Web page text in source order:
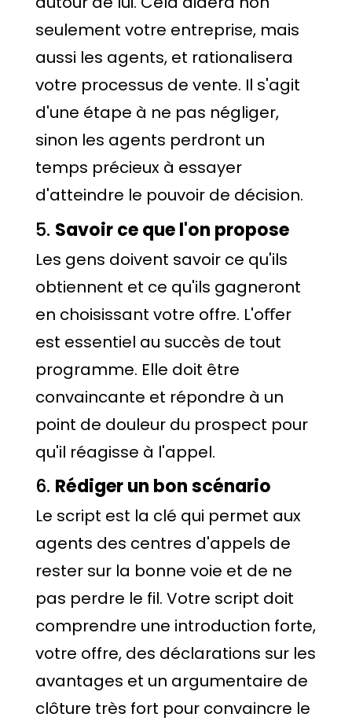
seulement votre entreprise, mais
aussi les agents, et rationalisera
votre processus de vente. Il s'agit
d'une étape à ne pas négliger,
sinon les agents perdront un
temps précieux à essayer
d'atteindre le pouvoir de décision.
5. Savoir ce que l'on propose
Les gens doivent savoir ce qu'ils
obtiennent et ce qu'ils gagneront
en choisissant votre offre. L'oﬀer
est essentiel au succès de tout
programme. Elle doit être
convaincante et répondre à un
point de douleur du prospect pour
qu'il réagisse à l'appel.
6. Rédiger un bon scénario
Le script est la clé qui permet aux
agents des centres d'appels de
rester sur la bonne voie et de ne
pas perdre le fil. Votre script doit
comprendre une introduction forte,
votre offre, des déclarations sur les
avantages et un argumentaire de
clôture très fort pour convaincre le